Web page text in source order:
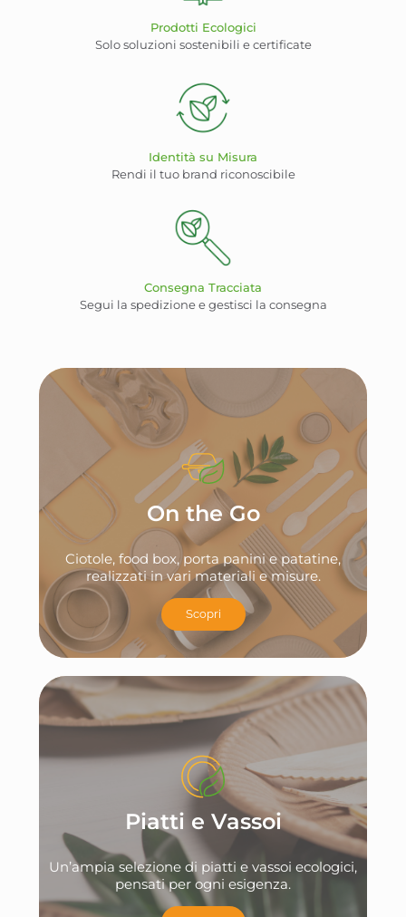
Prodotti Ecologici
Solo soluzioni sostenibili e certificate
Identità su Misura
Rendi il tuo brand riconoscibile
Consegna Tracciata
Segui la spedizione e gestisci la consegna
On the Go
Ciotole, food box, porta panini e patatine,
realizzati in vari materiali e misure.
Scopri
Piatti e Vassoi
Un’ampia selezione di piatti e vassoi ecologici,
pensati per ogni esigenza.